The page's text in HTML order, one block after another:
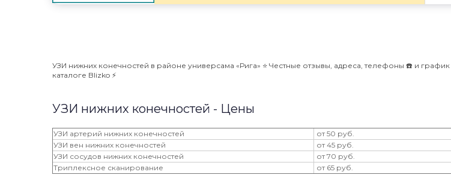
УЗИ нижних конечностей в районе универсама «Рига» ⭐️ Честные отзывы, адреса, телефоны ☎️ и
каталоге Blizko ⚡️
УЗИ нижних конечностей - Цены
УЗИ артерий нижних конечностей
от 50 руб.
УЗИ вен нижних конечностей
от 45 руб.
УЗИ сосудов нижних конечностей
от 70 руб.
Триплексное сканирование
от 65 руб.